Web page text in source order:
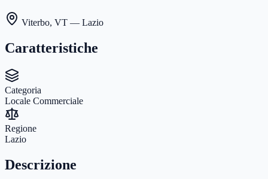
Viterbo, VT — Lazio
Caratteristiche
Categoria
Locale Commerciale
Regione
Lazio
Descrizione